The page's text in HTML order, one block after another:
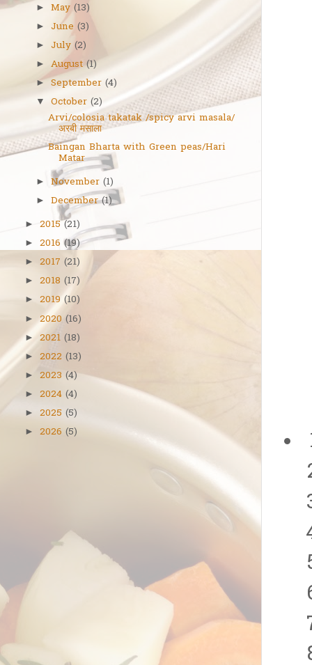
►May (13)
►June (3)
►July (2)
► August (1)
►September (4)
▼ October (2)
Arvi/colosia takatak /spicy arvi masala/
अरबी मसाला
Baingan Bharta with Green peas/Hari
Matar
►November (1)
►December (1)
► 2015 (21)
► 2016 (19)
► 2017 (21)
► 2018 (17)
► 2019 (10)
► 2020 (16)
► 2021 (18)
► 2022 (13)
► 2023 (4)
► 2024 (4)
► 2025 (5)
► 2026 (5)